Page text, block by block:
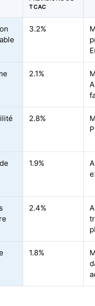
TCAC
3.2%
2.1%
2.8%
1.9%
2.4%
1.8%